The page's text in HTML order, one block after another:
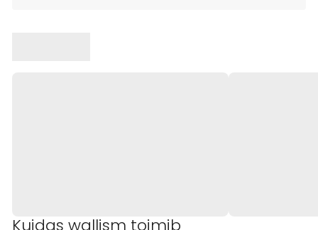
Kuidas wallism toimib